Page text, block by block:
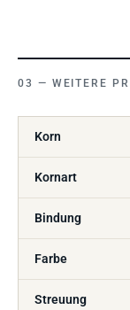
WEITERE
Korn
Kornart
Bindung
Farbe
Streuung